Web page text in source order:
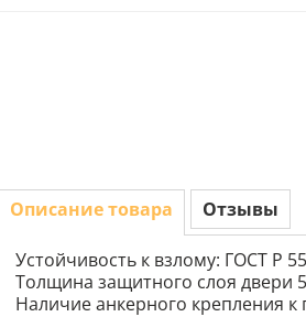
Описание товара Отзывы
Устойчивость к взлому: ГОСТ Р
Толщина защитного слоя двери
Наличие анкерного крепления